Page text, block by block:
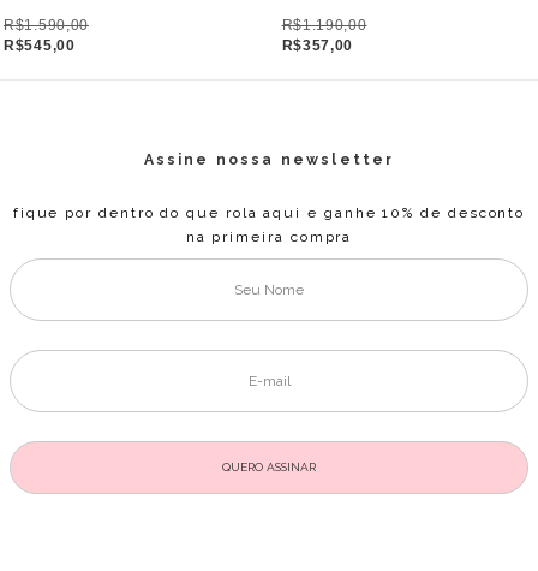
R$1.590,00
R$545,00
R$1.190,00
R$357,00
Assine nossa newsletter
fique por dentro do que rola aqui e ganhe 10% de desconto
na primeira compra